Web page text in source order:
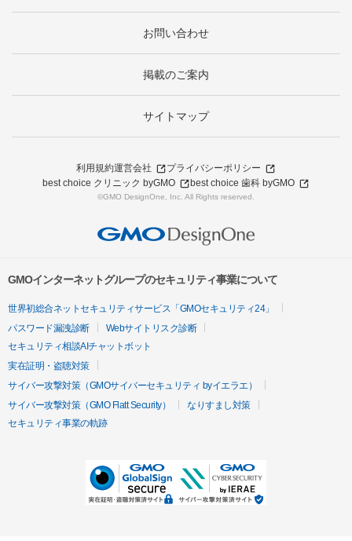
お問い合わせ
掲載のご案内
サイトマップ
利用規約運営会社
プライバシーポリシー
best choice クリニック byGMO
best choice 歯科 byGMO
©GMO DesignOne, Inc. All Rights reserved.
GMOインターネットグループのセキュリティ事業について
世界初総合ネットセキュリティサービス「GMOセキュリティ24」
パスワード漏洩診断
Webサイトリスク診断
セキュリティ相談AIチャットボット
実在証明・盗聴対策
サイバー攻撃対策（GMOサイバーセキュリティ byイエラエ）
サイバー攻撃対策（GMO Flatt Security）
なりすまし対策
セキュリティ事業の軌跡